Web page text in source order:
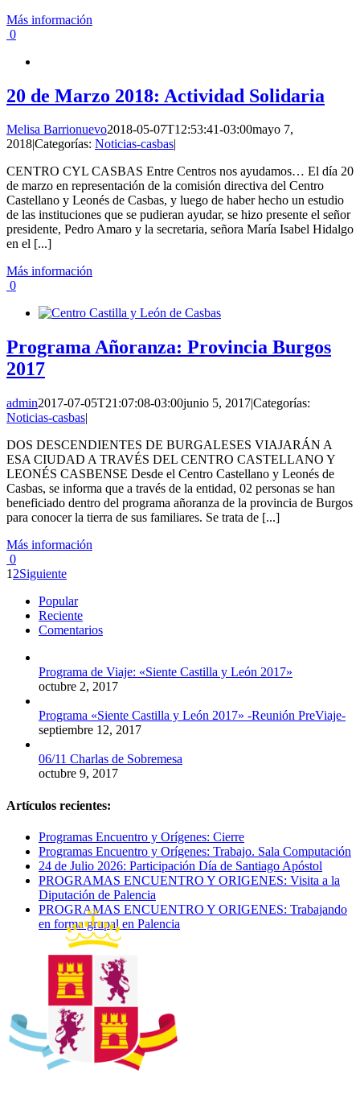
Más información
0
20 de Marzo 2018: Actividad Solidaria
Melisa Barrionuevo2018-05-07T12:53:41-03:00mayo 7,
2018|Categorías: Noticias-casbas|
CENTRO CYL CASBAS Entre Centros nos ayudamos… El día 20
de marzo en representación de la comisión directiva del Centro
Castellano y Leonés de Casbas, y luego de haber hecho un estudio
de las instituciones que se pudieran ayudar, se hizo presente el señor
presidente, Pedro Amaro y la secretaria, señora María Isabel Hidalgo
en el [...]
Más información
0
Programa Añoranza: Provincia Burgos
2017
admin2017-07-05T21:07:08-03:00junio 5, 2017|Categorías:
Noticias-casbas|
DOS DESCENDIENTES DE BURGALESES VIAJARÁN A
ESA CIUDAD A TRAVÉS DEL CENTRO CASTELLANO Y
LEONÉS CASBENSE Desde el Centro Castellano y Leonés de
Casbas, se informa que a través de la entidad, 02 personas se han
beneficiado dentro del programa añoranza de la provincia de Burgos
para conocer la tierra de sus familiares. Se trata de [...]
Más información
0
1 2Siguiente
Popular
Reciente
Comentarios
Programa de Viaje: «Siente Castilla y León 2017»
octubre 2, 2017
Programa «Siente Castilla y León 2017» -Reunión PreViaje-
septiembre 12, 2017
06/11 Charlas de Sobremesa
octubre 9, 2017
Artículos recientes:
Programas Encuentro y Orígenes: Cierre
Programas Encuentro y Orígenes: Trabajo. Sala Computación
24 de Julio 2026: Participación Día de Santiago Apóstol
PROGRAMAS ENCUENTRO Y ORIGENES: Visita a la
Diputación de Palencia
PROGRAMAS ENCUENTRO Y ORIGENES: Trabajando
en forma grupal en Palencia